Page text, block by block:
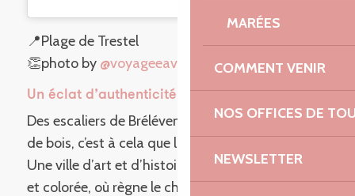
MARÉES
COMMENT VENIR
NOS OFFICES DE
NEWSLETTER
Un éclat d’authenticité
Des escaliers de Brélévenez aux maisons à pans
de bois, c’est à cela que l’on reconnaît
Une ville d’art et d’histoire (de caractère), fleurie
et colorée, où règne le charme d’antan d’un
📍Plage de Trestel
👏photo by @voyageeavecmarie